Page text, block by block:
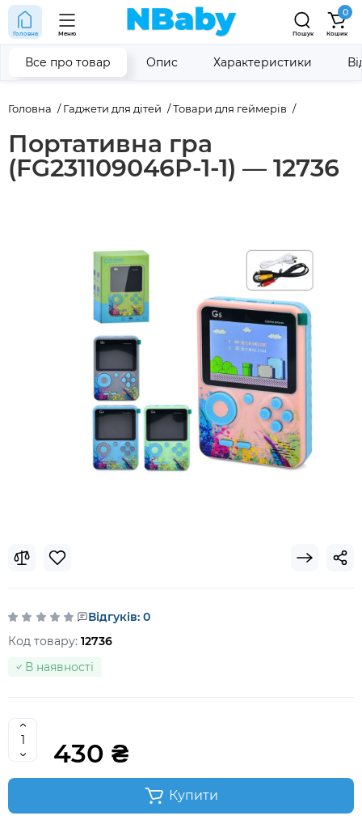
Головна Меню Пошук
0
Кошик
Головна Гаджети для дітей Товари для геймерів
Портативна гра
(FG231109046P-1-1) — 12736
Все про товар Опис Характеристики
Відгуків: 0
Код товару: 12736
В наявності
430 ₴
Купити